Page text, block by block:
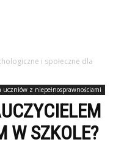
i społeczne dla
uczniów z niepełnosprawnościami
W SZKOLE?